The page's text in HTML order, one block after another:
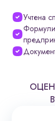
Учтена